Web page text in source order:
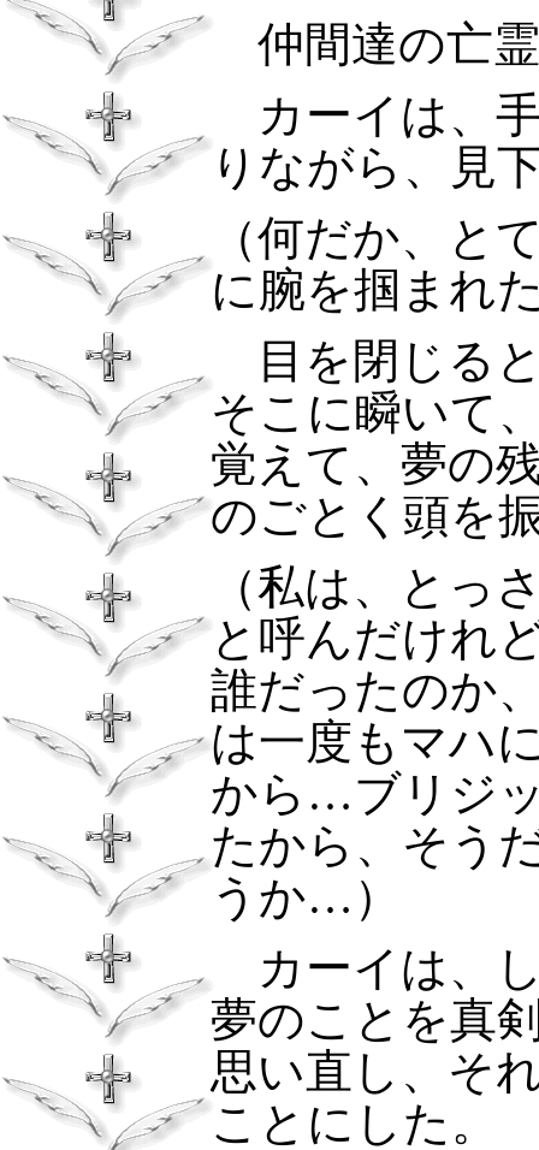
仲間達の亡
カーイは、
りながら、見
（何だか、と
に腕を掴まれ
目を閉じる
そこに瞬いて
覚えて、夢の
のごとく頭を
（私は、とっ
と呼んだけれ
誰だったのか
は一度もマハ
から…ブリジ
たから、そう
うか…）
カーイは、
夢のことを真
思い直し、そ
ことにした。